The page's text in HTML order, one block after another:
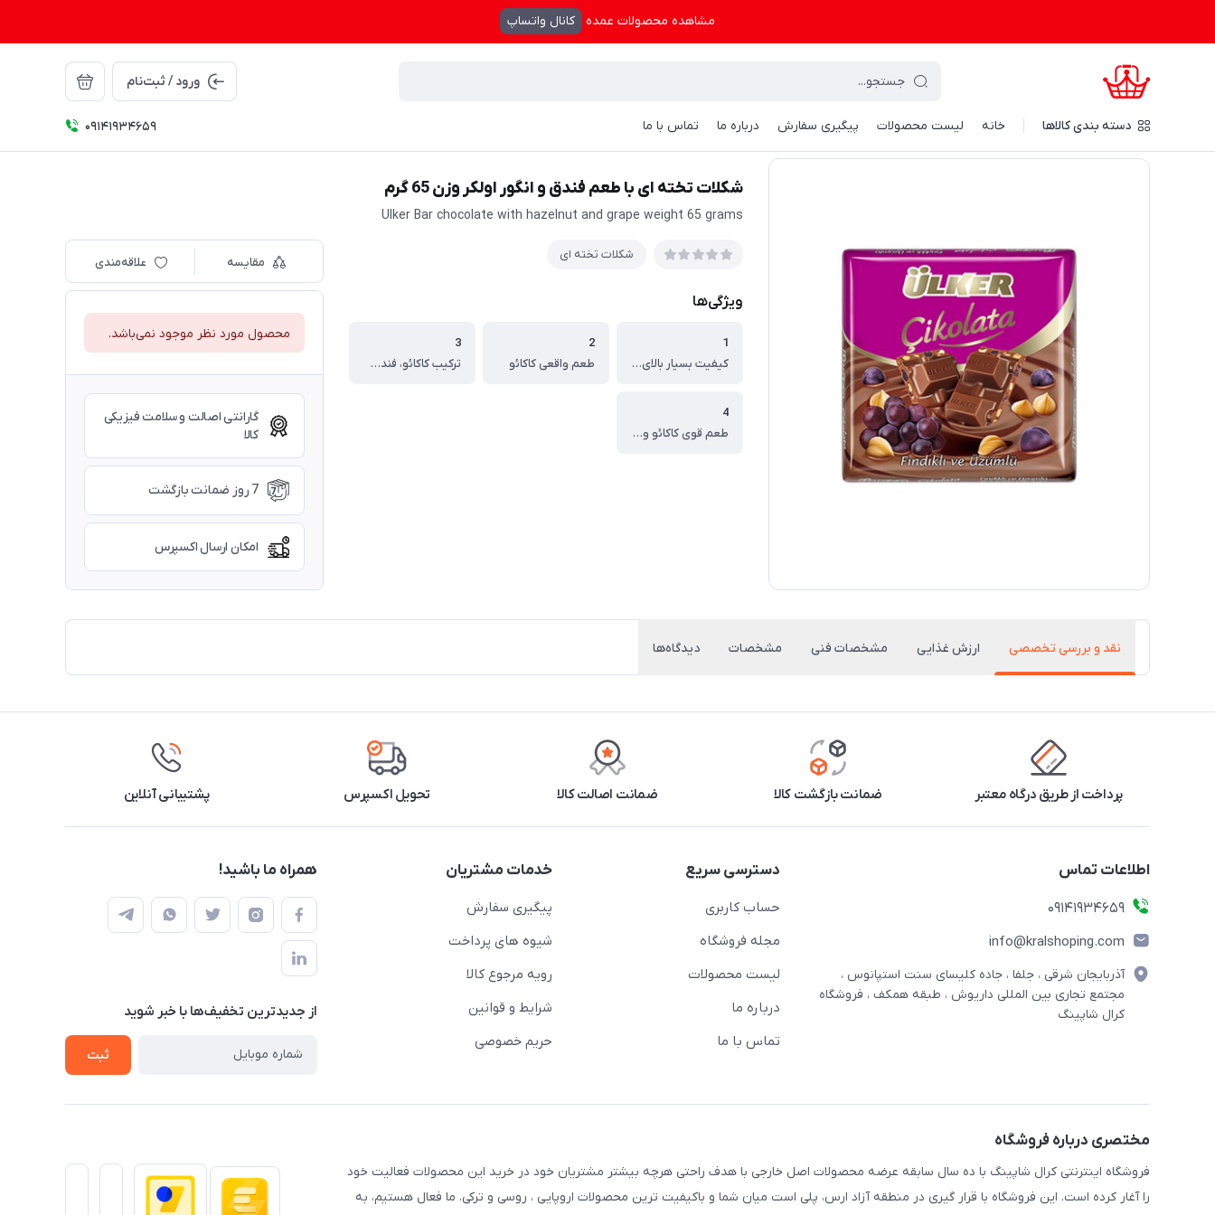
مشاهده محصولات عمده کانال واتساپ
ورود / ثبت‌نام
دسته‌ بندی کالاها خانه لیست محصولات پیگیری سفارش درباره ما تماس با ما 09141934659 کرال شاپینگ / مواد غذایی و نوشیدنی / انواع شکلات شکلات تخته ای شکلات تخته ای با طعم فندق و انگور اولکر وزن 65 گرم
شکلات تخته ای با طعم فندق و انگور اولکر وزن 65 گرم
Ulker Bar chocolate with hazelnut and grape weight 65 grams
شکلات تخته ای
ویژگی‌ها
1
کیفیت بسیار بالای مواد استفاده شده
2
طعم واقعی کاکائو
3
ترکیب کاکائو، فندق و انگور و طعمی تازه
4
طعم قوی کاکائو و رایحه‌ی دلپذیر
مقایسه علاقه‌مندی
محصول مورد نظر موجود نمی‌باشد.
گارانتی اصالت و سلامت فیزیکی
کالا
7 روز ضمانت بازگشت
امکان ارسال اکسپرس
نقد و بررسی تخصصی ارزش غذایی مشخصات فنی مشخصات دیدگاه‌ها
پرداخت از طریق درگاه معتبر ضمانت بازگشت کالا ضمانت اصالت کالا تحویل اکسپرس پشتیبانی آنلاین
اطلاعات تماس
09141934659
info@kralshoping.com
آذربایجان شرقی ، جلفا ، جاده کلیسای سنت استپانوس ،
مجتمع تجاری بین المللی داریوش ، طبقه همکف ، فروشگاه
کرال شاپینگ
دسترسی سریع
حساب کاربری
مجله فروشگاه
لیست محصولات
درباره ما
تماس با ما
خدمات مشتریان
پیگیری سفارش
شیوه های پرداخت
رویه مرجوع کالا
شرایط و قوانین
حریم خصوصی
همراه ما باشید!
از جدید‌ترین تخفیف‌ها با‌ خبر شوید
ثبت
مختصری درباره فروشگاه
فروشگاه اینترنتی کرال شاپینگ با ده سال سابقه عرضه محصولات اصل خارجی با هدف راحتی هرچه بیشتر مشتریان خود در خرید این محصولات فعالیت خود
را آغار کرده است. این فروشگاه با قرار گیری در منطقه آزاد ارس، پلی است میان شما و باکیفیت ترین محصولات اروپایی ، روسی و ترکی. ما فعال هستیم، به